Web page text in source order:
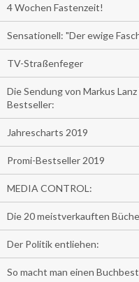
4 Wochen Fastenzeit!
Sensationell: "Der ewige
TV-Straßenfeger
Die Sendung von Markus
Bestseller:
Jahrescharts 2019
Promi-Bestseller 2019
MEDIA CONTROL:
Die 20 meistverkauften
Der Politik entliehen:
So macht man einen